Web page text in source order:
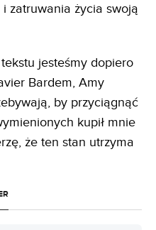
zatruwania życia swoją
jesteśmy dopiero
Bardem, Amy
by przyciągnąć
kupił mnie
że ten stan utrzyma